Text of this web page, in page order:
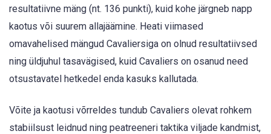
resultatiivne mäng (nt. 136 punkti), kuid kohe järgneb napp
kaotus või suurem allajäämine. Heati viimased
omavahelised mängud Cavaliersiga on olnud resultatiivsed
ning üldjuhul tasavägised, kuid Cavaliers on osanud need
otsustavatel hetkedel enda kasuks kallutada.
Võite ja kaotusi võrreldes tundub Cavaliers olevat rohkem
stabiilsust leidnud ning peatreeneri taktika viljade kandmist,